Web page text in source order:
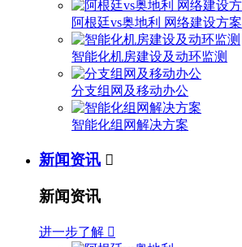
阿根廷vs奥地利 网络建设方案
智能化机房建设及动环监测
分支组网及移动办公
智能化组网解决方案
新闻资讯 
新闻资讯
进一步了解 